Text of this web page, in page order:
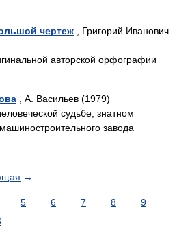
чертеж , Григорий Иванович
авторской орфографии
, А. Васильев (1979)
судьбе, знатном
завода
→
5 6 7 8
9